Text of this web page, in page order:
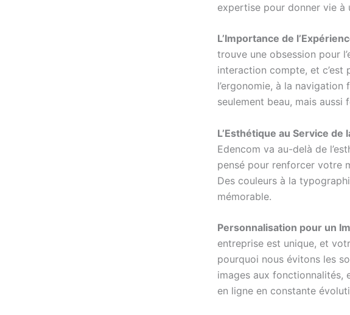
expertise pour donner vie à
L’Importance de
trouve une obsession pour
interaction compte, et
l’ergonomie, à la
seulement beau, mais
L’Esthétique au Service de
Edencom va au-delà de
pensé pour renforcer votre
Des couleurs à la
mémorable.
Personnalisation pour un
entreprise est unique, et
pourquoi nous évitons les
images aux fonctionnalités,
en ligne en constante